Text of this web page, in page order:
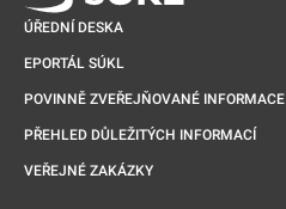
ÚŘEDNÍ DESKA
EPORTÁL SÚKL
POVINNĚ ZVEŘEJŇOVANÉ INFORMACE
PŘEHLED DŮLEŽITÝCH INFORMACÍ
VEŘEJNÉ ZAKÁZKY